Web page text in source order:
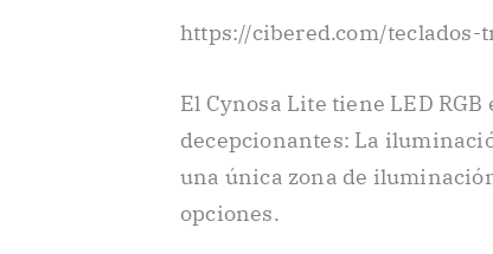
https://cibered.com/
El Cynosa Lite tiene LED
decepcionantes: La
una única zona de
opciones.